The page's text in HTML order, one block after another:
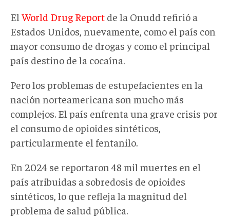
El World Drug Report de la Onudd refirió a
Estados Unidos, nuevamente, como el país con
mayor consumo de drogas y como el principal
país destino de la cocaína.
Pero los problemas de estupefacientes en la
nación norteamericana son mucho más
complejos. El país enfrenta una grave crisis por
el consumo de opioides sintéticos,
particularmente el fentanilo.
En 2024 se reportaron 48 mil muertes en el
país atribuidas a sobredosis de opioides
sintéticos, lo que refleja la magnitud del
problema de salud pública.